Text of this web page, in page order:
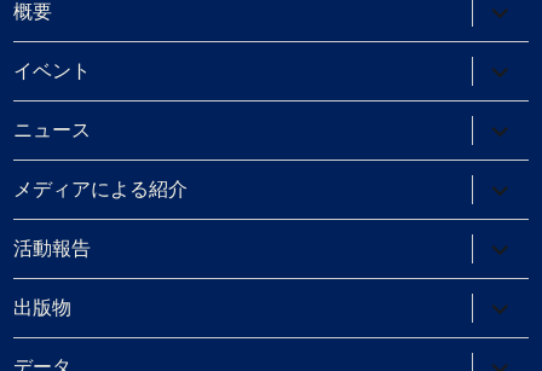
概要
ブ
メ
ニ
ュ
ー
を
展
開
イベント
ブ
メ
ニ
ュ
ー
を
展
開
ニュース
ブ
メ
ニ
ュ
ー
を
展
開
メディアによる紹介
ブ
メ
ニ
ュ
ー
を
展
開
活動報告
ブ
メ
ニ
ュ
ー
を
出版物
ブ
メ
ニ
データ